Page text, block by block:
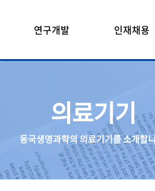
연구개발 인재채용
의료기기
동국생명과학의 의료기기를 소개합